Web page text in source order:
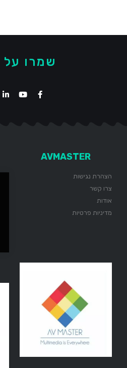
שמרו
AVMASTER
הצהרת נגישות
צרו קשר
אודות
מדיניות פרטיות